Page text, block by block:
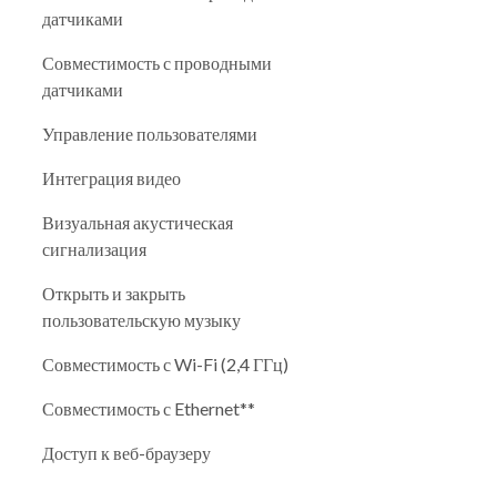
датчиками
Совместимость с проводными
датчиками
Управление пользователями
Интеграция видео
Визуальная акустическая
сигнализация
Открыть и закрыть
пользовательскую музыку
Совместимость с Wi-Fi (2,4 ГГц)
Совместимость с Ethernet**
Доступ к веб-браузеру